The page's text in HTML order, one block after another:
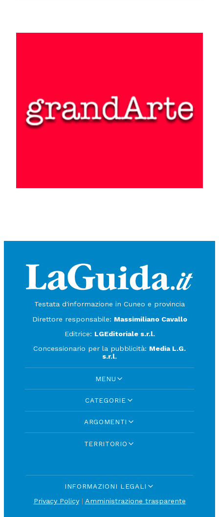
Testata d'informazione in Cuneo e provincia
Direttore responsabile: Massimiliano Cavallo
Editrice: LGEditoriale s.r.l.
Concessionario per la pubblicità: Media L.G.
s.r.l.
MENU
CATEGORIE
ARGOMENTI
TERRITORIO
INFORMAZIONI LEGALI
Privacy Policy| Amministrazione trasparente